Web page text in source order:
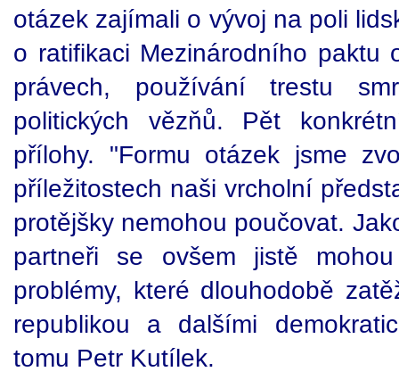
otázek zajímali o vývoj na poli
o ratifikaci Mezinárodního paktu
právech, používání trestu
politických vězňů. Pět
přílohy. "Formu otázek jsme
příležitostech naši vrcholní
protějšky nemohou poučovat.
partneři se ovšem jistě
problémy, které dlouhodobě
republikou a dalšími
tomu Petr Kutílek.